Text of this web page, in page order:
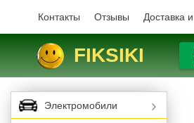
Контакты Отзывы Доставка
FIKSIKI
Электромобили